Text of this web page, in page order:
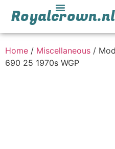
Royalcrown.nl
Home / Miscellaneous /
690 25 1970s WGP